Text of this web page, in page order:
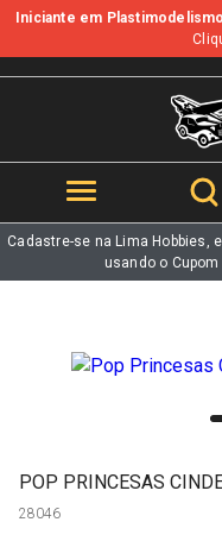
b
Iniciante em
Cadastre-se na Lima Hobbies,
usando o Cupom
POP PRINCESAS
28046